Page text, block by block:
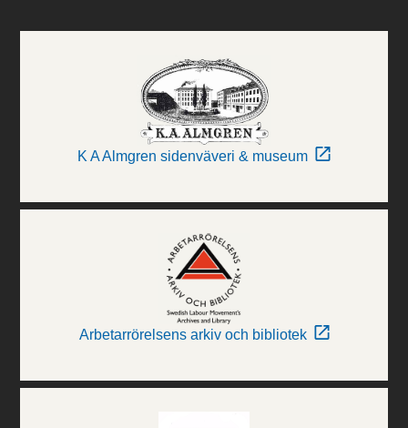
K A Almgren sidenväveri & museum
Arbetarrörelsens arkiv och bibliotek